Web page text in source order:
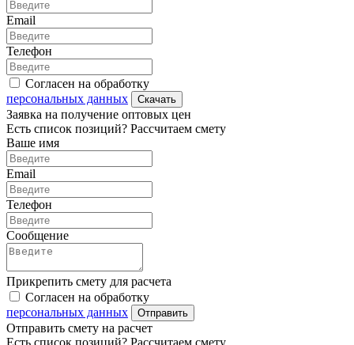
Email
Телефон
Согласен на обработку
персональных данных
Скачать
Заявка на получение оптовых цен
Есть список позиций? Рассчитаем смету
Ваше имя
Email
Телефон
Сообщение
Прикрепить смету для расчета
Согласен на обработку
персональных данных
Отправить
Отправить смету на расчет
Есть список позиций? Рассчитаем смету